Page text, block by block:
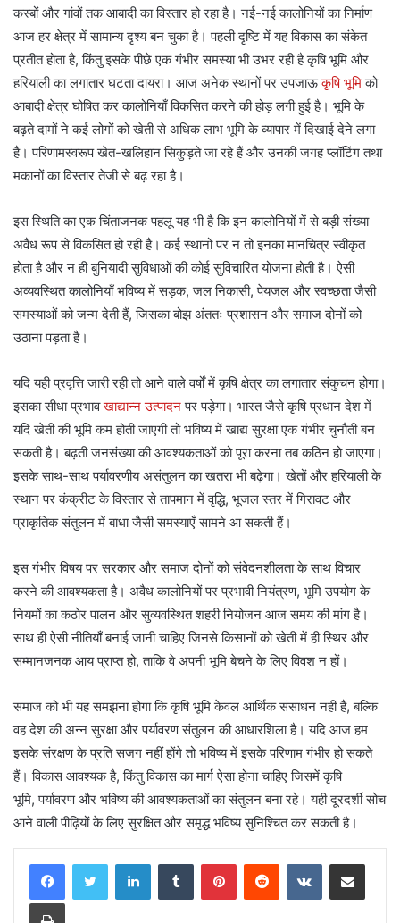
कस्बों और गांवों तक आबादी का विस्तार हो रहा है। नई-नई कालोनियों का निर्माण
आज हर क्षेत्र में सामान्य दृश्य बन चुका है। पहली दृष्टि में यह विकास का संकेत
प्रतीत होता है, किंतु इसके पीछे एक गंभीर समस्या भी उभर रही है कृषि भूमि और
हरियाली का लगातार घटता दायरा। आज अनेक स्थानों पर उपजाऊकृषि भूमिको
आबादी क्षेत्र घोषित कर कालोनियाँ विकसित करने की होड़ लगी हुई है। भूमि के
बढ़ते दामों ने कई लोगों को खेती से अधिक लाभ भूमि के व्यापार में दिखाई देने लगा
है। परिणामस्वरूप खेत-खलिहान सिकुड़ते जा रहे हैं और उनकी जगह प्लॉटिंग तथा
मकानों का विस्तार तेजी से बढ़ रहा है।
इस स्थिति का एक चिंताजनक पहलू यह भी है कि इन कालोनियों में से बड़ी संख्या
अवैध रूप से विकसित हो रही है। कई स्थानों पर न तो इनका मानचित्र स्वीकृत
होता है और न ही बुनियादी सुविधाओं की कोई सुविचारित योजना होती है। ऐसी
अव्यवस्थित कालोनियाँ भविष्य में सड़क, जल निकासी, पेयजल और स्वच्छता जैसी
समस्याओं को जन्म देती हैं, जिसका बोझ अंततः प्रशासन और समाज दोनों को
उठाना पड़ता है।
यदि यही प्रवृत्ति जारी रही तो आने वाले वर्षों में कृषि क्षेत्र का लगातार संकुचन होगा।
इसका सीधा प्रभावखाद्यान्न उत्पादनपर पड़ेगा। भारत जैसे कृषि प्रधान देश में
यदि खेती की भूमि कम होती जाएगी तो भविष्य में खाद्य सुरक्षा एक गंभीर चुनौती बन
सकती है। बढ़ती जनसंख्या की आवश्यकताओं को पूरा करना तब कठिन हो जाएगा।
इसके साथ-साथ पर्यावरणीय असंतुलन का खतरा भी बढ़ेगा। खेतों और हरियाली के
स्थान पर कंक्रीट के विस्तार से तापमान में वृद्धि, भूजल स्तर में गिरावट और
प्राकृतिक संतुलन में बाधा जैसी समस्याएँ सामने आ सकती हैं।
इस गंभीर विषय पर सरकार और समाज दोनों को संवेदनशीलता के साथ विचार
करने की आवश्यकता है। अवैध कालोनियों पर प्रभावी नियंत्रण, भूमि उपयोग के
नियमों का कठोर पालन और सुव्यवस्थित शहरी नियोजन आज समय की मांग है।
साथ ही ऐसी नीतियाँ बनाई जानी चाहिए जिनसे किसानों को खेती में ही स्थिर और
सम्मानजनक आय प्राप्त हो, ताकि वे अपनी भूमि बेचने के लिए विवश न हों।
समाज को भी यह समझना होगा कि कृषि भूमि केवल आर्थिक संसाधन नहीं है, बल्कि
वह देश की अन्न सुरक्षा और पर्यावरण संतुलन की आधारशिला है। यदि आज हम
इसके संरक्षण के प्रति सजग नहीं होंगे तो भविष्य में इसके परिणाम गंभीर हो सकते
हैं। विकास आवश्यक है, किंतु विकास का मार्ग ऐसा होना चाहिए जिसमें कृषि
भूमि, पर्यावरण और भविष्य की आवश्यकताओं का संतुलन बना रहे। यही दूरदर्शी सोच
आने वाली पीढ़ियों के लिए सुरक्षित और समृद्ध भविष्य सुनिश्चित कर सकती है।
LinkedInTumblr PinterestReddit VKontakteShare via Email
Print